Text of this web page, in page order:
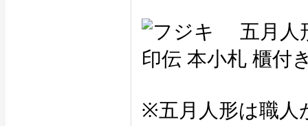
※五月人形は職人